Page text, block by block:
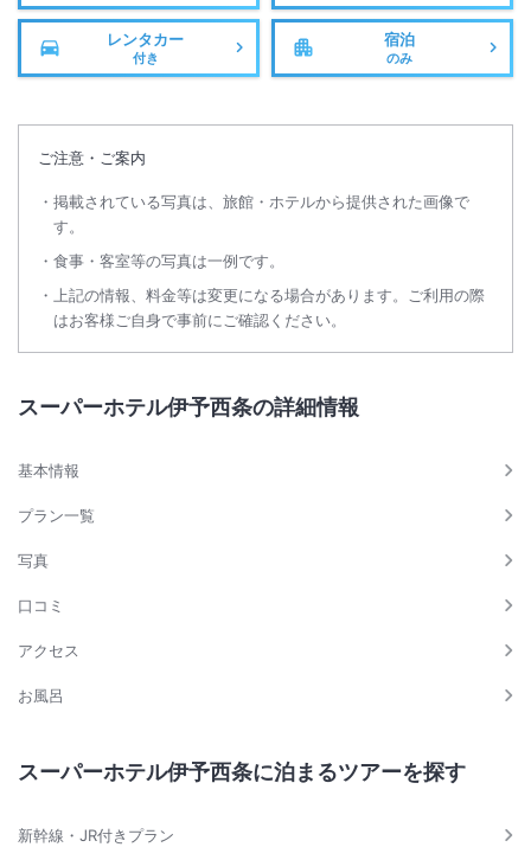
レンタカー
付き
宿泊
のみ
ご注意・ご案内
掲載されている写真は、旅館・ホテルから提供された画像で
す。
食事・客室等の写真は一例です。
上記の情報、料金等は変更になる場合があります。ご利用の際
はお客様ご自身で事前にご確認ください。
スーパーホテル伊予西条の詳細情報
基本情報
プラン一覧
写真
口コミ
アクセス
お風呂
スーパーホテル伊予西条に泊まるツアーを探す
新幹線・JR付きプラン